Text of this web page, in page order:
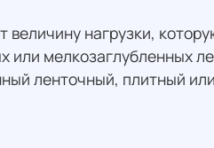
нагрузки,
мелкозаглубленных
ленточный, плитный